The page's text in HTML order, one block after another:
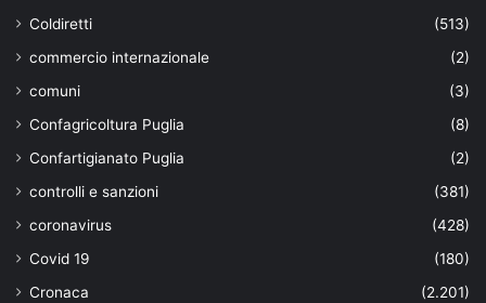
Coldiretti
(513)
commercio internazionale
(2)
comuni
(3)
Confagricoltura Puglia
(8)
Confartigianato Puglia
(2)
controlli e sanzioni
(381)
coronavirus
(428)
Covid 19
(180)
Cronaca
(2.201)